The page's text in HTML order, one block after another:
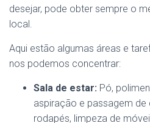
desejar, pode obter sempre o
local.
Aqui estão algumas áreas e
nos podemos concentrar:
Sala de estar: Pó,
aspiração e passagem de
rodapés, limpeza de